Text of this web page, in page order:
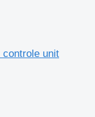
unit